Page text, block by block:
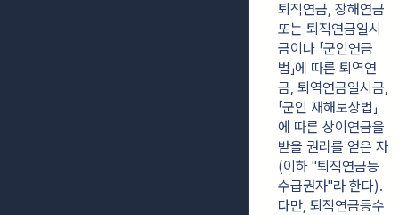
퇴직연금, 장해연금
또는 퇴직연금일시
금이나 「군인연금
법」에 따른 퇴역연
금, 퇴역연금일시금,
「군인 재해보상법」
에 따른 상이연금을
받을 권리를 얻은 자
(이하 "퇴직연금등
수급권자"라 한다).
다만, 퇴직연금등수